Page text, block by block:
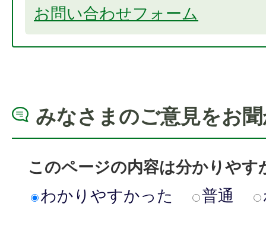
お問い合わせフォーム
みなさまのご意見をお
このページの内容は分かりやす
わかりやすかった
普通